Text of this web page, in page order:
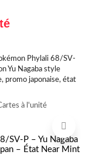
à l'unité
SV-P – Yu Nagaba
– État Near Mint